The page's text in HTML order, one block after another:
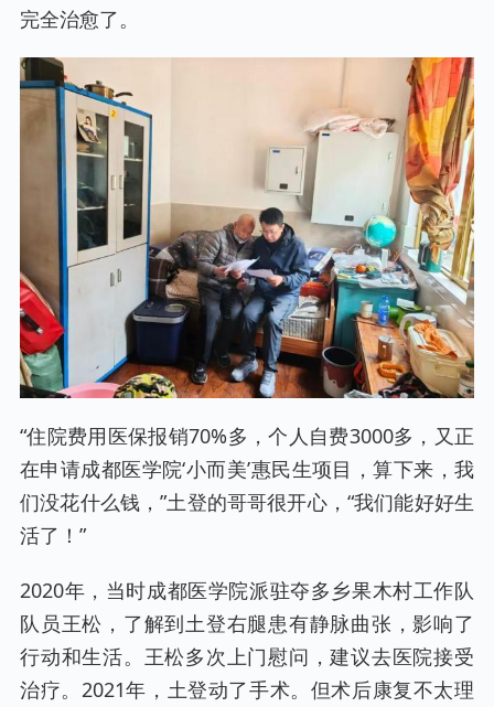
完全治愈了。
“住院费用医保报销70%多，个人自费3000多，又正
在申请成都医学院‘小而美’惠民生项目，算下来，我
们没花什么钱，”土登的哥哥很开心，“我们能好好生
活了！”
2020年，当时成都医学院派驻夺多乡果木村工作队
队员王松，了解到土登右腿患有静脉曲张，影响了
行动和生活。王松多次上门慰问，建议去医院接受
治疗。2021年，土登动了手术。但术后康复不太理